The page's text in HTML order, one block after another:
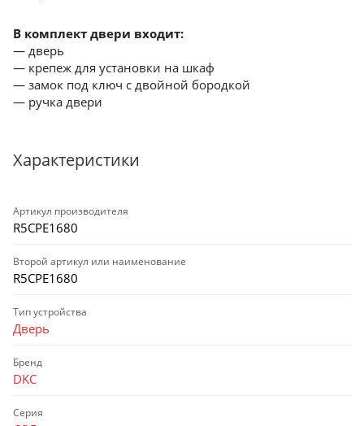
В комплект двери входит:
— дверь
— крепеж для установки на шкаф
— замок под ключ с двойной бородкой
— ручка двери
Характеристики
Артикул производителя
R5CPE1680
Второй артикул или наименование
R5CPE1680
Тип устройства
Дверь
Бренд
DKC
Серия